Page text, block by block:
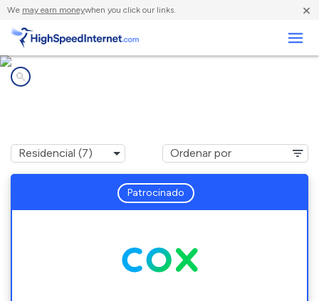
We may earn moneywhen you click our links. ×
Patrocinado